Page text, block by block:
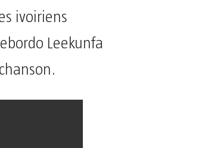
ivoiriens
Leekunfa